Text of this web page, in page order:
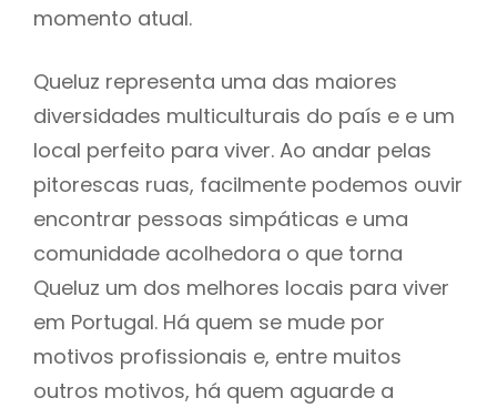
momento atual.
Queluz representa uma das maiores
diversidades multiculturais do país e e um
local perfeito para viver. Ao andar pelas
pitorescas ruas, facilmente podemos ouvir
encontrar pessoas simpáticas e uma
comunidade acolhedora o que torna
Queluz um dos melhores locais para viver
em Portugal. Há quem se mude por
motivos profissionais e, entre muitos
outros motivos, há quem aguarde a